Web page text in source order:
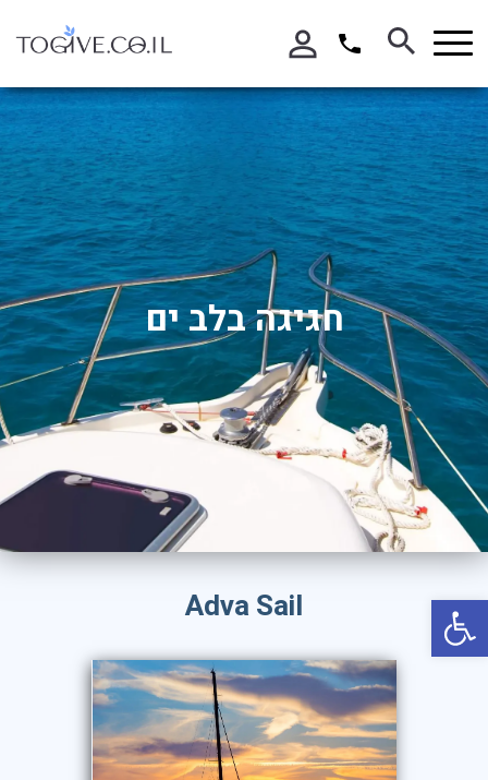
פתח סרגל נגישות
בחר תתקטגוריה בחר מיקום
הכל
בתל אביב
בפתח תקווה
דרום הארץ
ירושלים והסביבה
מרכז הארץ
צפון הארץ
שרון והסביבה
יוון
קפריסין
איטליה
אירופה
רודוס
טורקיה
חגיגה בלב ים
Adva Sail